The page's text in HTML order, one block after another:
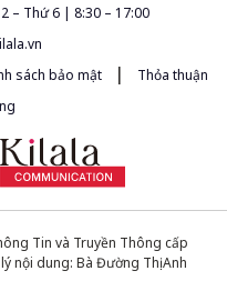
– Thứ 6 | 8:30 – 17:00
sách bảo mật |
Thỏa thuận
Tin và Truyền Thông cấp
nội dung: Bà Đường Thị Anh